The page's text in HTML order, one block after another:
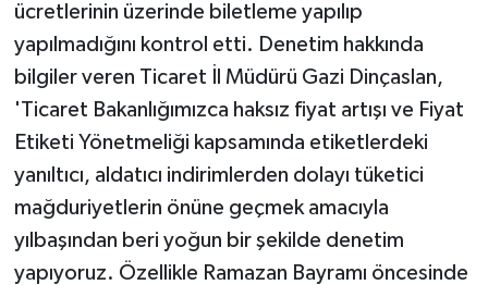
ücretlerinin üzerinde biletleme yapılıp
yapılmadığını kontrol etti. Denetim hakkında
bilgiler veren Ticaret İl Müdürü Gazi Dinçaslan,
'Ticaret Bakanlığımızca haksız fiyat artışı ve Fiyat
Etiketi Yönetmeliği kapsamında etiketlerdeki
yanıltıcı, aldatıcı indirimlerden dolayı tüketici
mağduriyetlerin önüne geçmek amacıyla
yılbaşından beri yoğun bir şekilde denetim
yapıyoruz. Özellikle Ramazan Bayramı öncesinde